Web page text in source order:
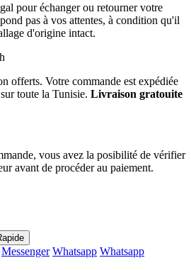
pour échanger ou retourner votre
pas à vos attentes, à condition qu'il
d'origine intact.
offerts. Votre commande est expédiée
toute la Tunisie. Livraison gratouite
vous avez la posibilité de vérifier
avant de procéder au paiement.
Messenger Whatsapp Whatsapp